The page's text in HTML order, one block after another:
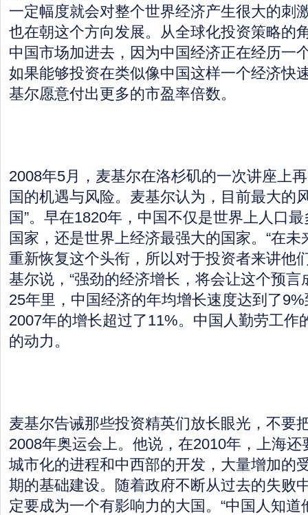
一定幅度就会对整个世界经济产生很大的刺
也在朝这个方向发展。从全球化投资策略的
中国市场加进去，因为中国经济正在经历一
如果能够投资在类似像中国这样一个经济快
基尔愿意付出更多的市盈率倍数。
2008年5月，麦基尔在洛杉矶的一次讲座上
国的机遇与风险。麦基尔认为，目前最大的
国”。早在1820年，中国不仅是世界上人口
国家，还是世界上经济最强大的国家。“在
重新恢复这个头衔，所以对于投资者来讲他
基尔说，“强劲的经济增长，将会让这个预言
25年里，中国经济的年均增长速度达到了
2007年的增长超过了11%。中国人勤劳工作
的动力。
麦基尔告诫那些投资精英们放长眼光，不要
2008年奥运会上。他说，在2010年，上海
城市化的进程和中西部的开发，大量增加的
期的基础建设。随着政府不断从过去的失败
定要成为一个有影响力的大国。“中国人知